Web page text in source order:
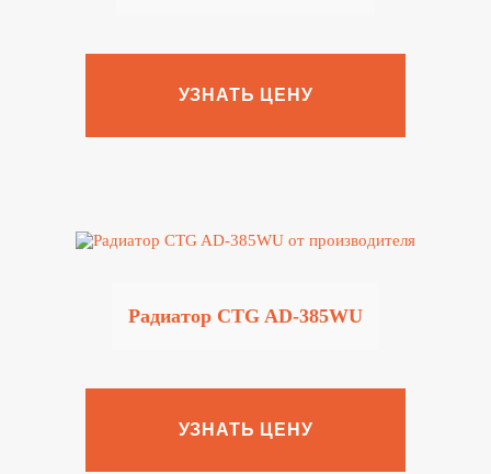
УЗНАТЬ ЦЕНУ
Радиатор CTG AD-385WU
УЗНАТЬ ЦЕНУ